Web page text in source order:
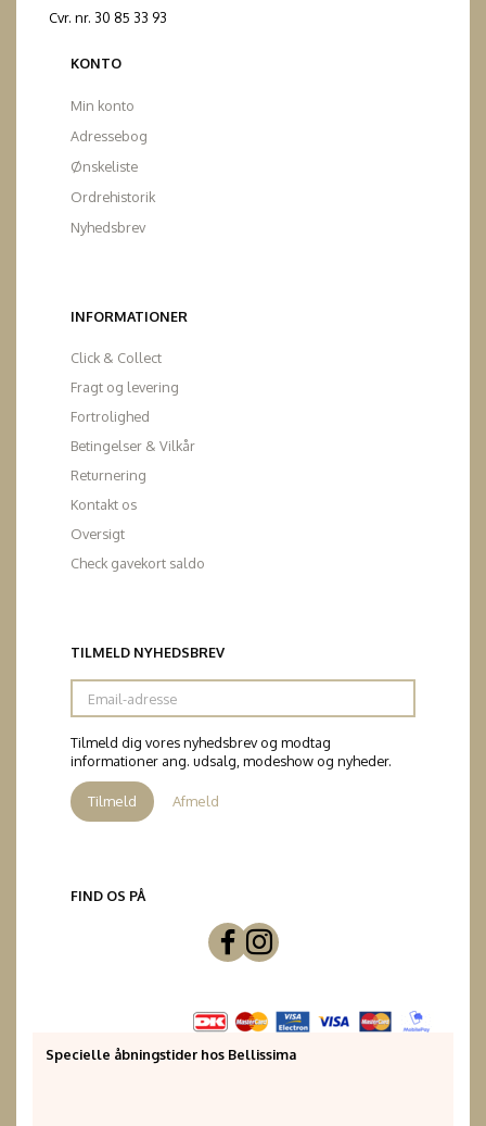
Cvr. nr. 30 85 33 93
KONTO
Min konto
Adressebog
Ønskeliste
Ordrehistorik
Nyhedsbrev
INFORMATIONER
Click & Collect
Fragt og levering
Fortrolighed
Betingelser & Vilkår
Returnering
Kontakt os
Oversigt
Check gavekort saldo
TILMELD NYHEDSBREV
Email-
adresse
Tilmeld dig vores nyhedsbrev og modtag
informationer ang. udsalg, modeshow og nyheder.
Tilmeld Afmeld
FIND OS PÅ
Specielle åbningstider hos Bellissima